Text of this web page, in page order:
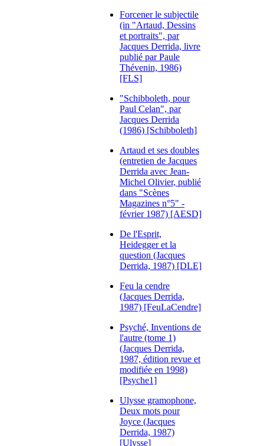
Forcener le subjectile
(in "Artaud, Dessins
et portraits", par
Jacques Derrida, livre
publié par Paule
Thévenin, 1986)
[FLS]
"Schibboleth, pour
Paul Celan", par
Jacques Derrida
(1986) [Schibboleth]
Artaud et ses doubles
(entretien de Jacques
Derrida avec Jean-
Michel Olivier, publié
dans "Scènes
Magazines n°5" -
février 1987) [AESD]
De l'Esprit,
Heidegger et la
question (Jacques
Derrida, 1987) [DLE]
Feu la cendre
(Jacques Derrida,
1987) [FeuLaCendre]
Psyché, Inventions de
l'autre (tome 1)
(Jacques Derrida,
1987, édition revue et
modifiée en 1998)
[Psyche1]
Ulysse gramophone,
Deux mots pour
Joyce (Jacques
Derrida, 1987)
[Ulysse]